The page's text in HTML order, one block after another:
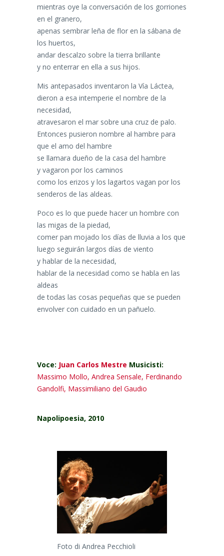
mientras oye la conversación de los gorriones
en el granero,
apenas sembrar leña de flor en la sábana de
los huertos,
andar descalzo sobre la tierra brillante
y no enterrar en ella a sus hijos.
Mis antepasados inventaron la Vía Láctea,
dieron a esa intemperie el nombre de la
necesidad,
atravesaron el mar sobre una cruz de palo.
Entonces pusieron nombre al hambre para
que el amo del hambre
se llamara dueño de la casa del hambre
y vagaron por los caminos
como los erizos y los lagartos vagan por los
senderos de las aldeas.
Poco es lo que puede hacer un hombre con
las migas de la piedad,
comer pan mojado los días de lluvia a los que
luego seguirán largos días de viento
y hablar de la necesidad,
hablar de la necesidad como se habla en las
aldeas
de todas las cosas pequeñas que se pueden
envolver con cuidado en un pañuelo.
Voce: Juan Carlos Mestre Musicisti:
Massimo Mollo, Andrea Sensale, Ferdinando
Gandolfi, Massimiliano del Gaudio
Napolipoesia, 2010
Foto di Andrea Pecchioli